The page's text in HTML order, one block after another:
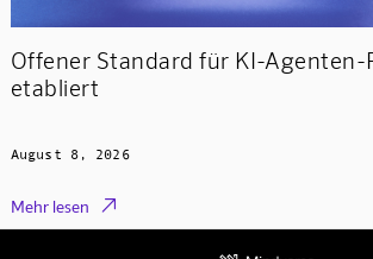
Offener Standard für KI-Agenten-
etabliert
August 8, 2026
Mehr lesen 